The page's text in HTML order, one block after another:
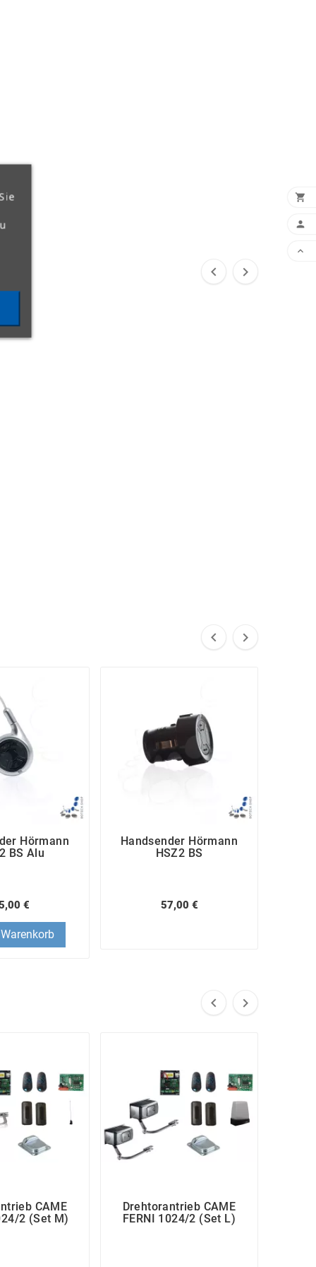
 
 
Hörmann
BS Alu
€
Handsender Hörmann
HSZ2 BS
57,00 €
 
CAME
2 (Set M)
Drehtorantrieb CAME
FERNI 1024/2 (Set L)


